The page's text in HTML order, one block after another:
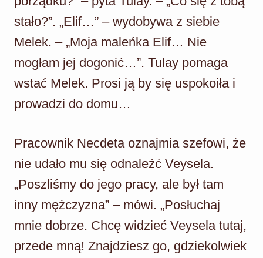
stało?”. „Elif…” – wydobywa z siebie
Melek. – „Moja maleńka Elif… Nie
mogłam jej dogonić…”. Tulay pomaga
wstać Melek. Prosi ją by się uspokoiła i
prowadzi do domu…
Pracownik Necdeta oznajmia szefowi, że
nie udało mu się odnaleźć Veysela.
„Poszliśmy do jego pracy, ale był tam
inny mężczyzna” – mówi. „Posłuchaj
mnie dobrze. Chcę widzieć Veysela tutaj,
przede mną! Znajdziesz go, gdziekolwiek